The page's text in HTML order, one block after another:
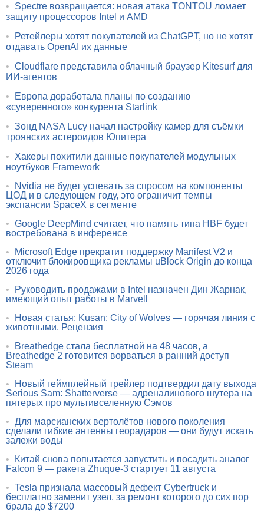
•
Spectre возвращается: новая атака TONTOU ломает
защиту процессоров Intel и AMD
•
Ретейлеры хотят покупателей из ChatGPT, но не хотят
отдавать OpenAI их данные
• Cloudflare представила облачный браузер Kitesurf для
ИИ-агентов
•
Европа доработала планы по созданию
«суверенного» конкурента Starlink
• Зонд NASA Lucy начал настройку камер для съёмки
троянских астероидов Юпитера
•
Хакеры похитили данные покупателей модульных
ноутбуков Framework
•
Nvidia не будет успевать за спросом на компоненты
ЦОД и в следующем году, это ограничит темпы
экспансии SpaceX в сегменте
• Google DeepMind считает, что память типа HBF будет
востребована в инференсе
•
Microsoft Edge прекратит поддержку Manifest V2 и
отключит блокировщика рекламы uBlock Origin до конца
2026 года
•
Руководить продажами в Intel назначен Дин Жарнак,
имеющий опыт работы в Marvell
•
Новая статья: Kusan: City of Wolves — горячая линия с
животными. Рецензия
•
Breathedge стала бесплатной на 48 часов, а
Breathedge 2 готовится ворваться в ранний доступ
Steam
•
Новый геймплейный трейлер подтвердил дату выхода
Serious Sam: Shatterverse — адреналинового шутера на
пятерых про мультивселенную Сэмов
• Для марсианских вертолётов нового поколения
сделали гибкие антенны георадаров — они будут искать
залежи воды
•
Китай снова попытается запустить и посадить аналог
Falcon 9 — ракета Zhuque-3 стартует 11 августа
• Tesla признала массовый дефект Cybertruck и
бесплатно заменит узел, за ремонт которого до сих пор
брала до $7200